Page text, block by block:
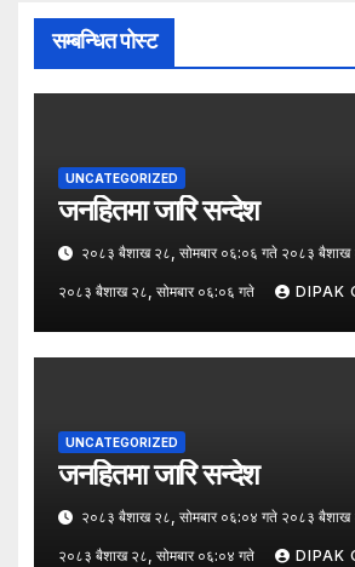
सम्बन्धित पोस्ट
UNCATEGORIZED
जनहितमा जारि सन्देश
२०८३ बैशाख २८, सोमबार ०६:०६ गते २०८३ बैशाख
२०८३ बैशाख २८, सोमबार ०६:०६ गते DIPAK
UNCATEGORIZED
जनहितमा जारि सन्देश
२०८३ बैशाख २८, सोमबार ०६:०४ गते २०८३ बैशाख
२०८३ बैशाख २८, सोमबार ०६:०४ गते DIPAK